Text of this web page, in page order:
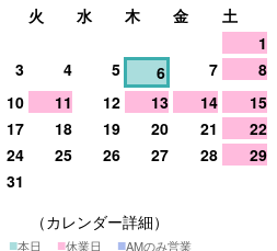
火 水 木 金
土
1
3 4 5 6 7
8
10 11 12 13 14
15
17 18 19 20 21
22
24 25 26 27 28
29
31
（カレンダー詳細）
■本日 ■休業日 ■AMのみ営業